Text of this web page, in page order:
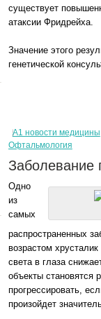
существует
атаксии Фридрейха.
Значение этого
генетической
А1 новости медицины
Офтальмология
Заболевание
Одно
из
самых
распространенных
возрастом
света в глаза
объекты становятся
прогрессировать,
произойдет